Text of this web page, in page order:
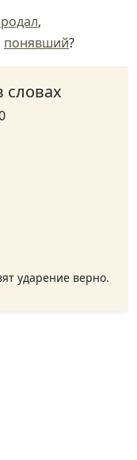
,
понявший?
словах
ударение верно.